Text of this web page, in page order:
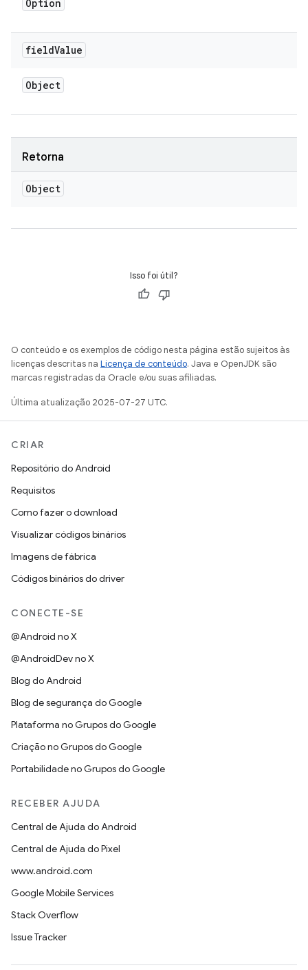
Option
fieldValue
Object
Retorna
Object
Isso foi útil?
O conteúdo e os exemplos de código nesta página estão sujeitos às
licenças descritas na Licença de conteúdo. Java e OpenJDK são
marcas registradas da Oracle e/ou suas afiliadas.
Última atualização 2025-07-27 UTC.
CRIAR
Repositório do Android
Requisitos
Como fazer o download
Visualizar códigos binários
Imagens de fábrica
Códigos binários do driver
CONECTE-SE
@Android no X
@AndroidDev no X
Blog do Android
Blog de segurança do Google
Plataforma no Grupos do Google
Criação no Grupos do Google
Portabilidade no Grupos do Google
RECEBER AJUDA
Central de Ajuda do Android
Central de Ajuda do Pixel
www.android.com
Google Mobile Services
Stack Overflow
Issue Tracker